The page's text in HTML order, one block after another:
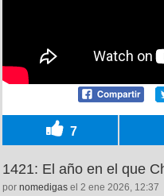
7
1421: El año en el que
por nomedigas el 2 ene 2026, 12:37